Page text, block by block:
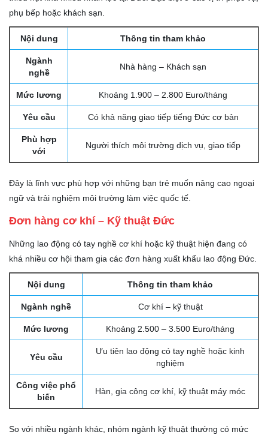
phụ bếp hoặc khách sạn.
Nội dung Thông tin tham khảo
Ngành
nghề
Nhà hàng – Khách sạn
Mức lương Khoảng 1.900 – 2.800 Euro/tháng
Yêu cầu Có khả năng giao tiếp tiếng Đức cơ bản
Phù hợp
với
Người thích môi trường dịch vụ, giao tiếp
Đây là lĩnh vực phù hợp với những bạn trẻ muốn nâng cao ngoại
ngữ và trải nghiệm môi trường làm việc quốc tế.
Đơn hàng cơ khí – Kỹ thuật Đức
Những lao động có tay nghề cơ khí hoặc kỹ thuật hiện đang có
khá nhiều cơ hội tham gia các đơn hàng xuất khẩu lao động Đức.
Nội dung Thông tin tham khảo
Ngành nghề Cơ khí – kỹ thuật
Mức lương Khoảng 2.500 – 3.500 Euro/tháng
Yêu cầu
Ưu tiên lao động có tay nghề hoặc kinh
nghiệm
Công việc phổ
biến
Hàn, gia công cơ khí, kỹ thuật máy móc
So với nhiều ngành khác, nhóm ngành kỹ thuật thường có mức